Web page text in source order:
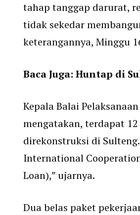
tahap tanggap darurat,
tidak sekedar
keterangannya, Minggu
Baca Juga: Huntap di
Kepala Balai
mengatakan, terdapat
direkonstruksi di
International
Loan),” ujarnya.
Dua belas paket